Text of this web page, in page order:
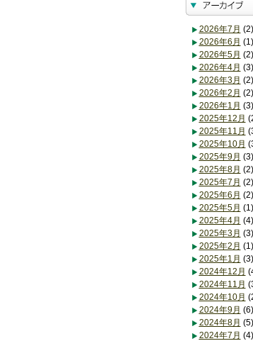
2026年7月 (2)
2026年6月 (1)
2026年5月 (2)
2026年4月 (3)
2026年3月 (2)
2026年2月 (2)
2026年1月 (3)
2025年12月
2025年11月
2025年10月
2025年9月 (3)
2025年8月 (2)
2025年7月 (2)
2025年6月 (2)
2025年5月 (1)
2025年4月 (4)
2025年3月 (3)
2025年2月 (1)
2025年1月 (3)
2024年12月
2024年11月
2024年10月
2024年9月 (6)
2024年8月 (5)
2024年7月 (4)